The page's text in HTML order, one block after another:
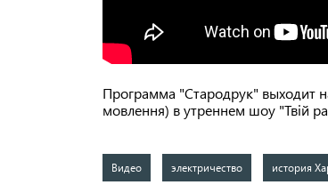
Программа "Стародрук" выходит
мовлення) в утреннем шоу "Твій
Видео электричество история